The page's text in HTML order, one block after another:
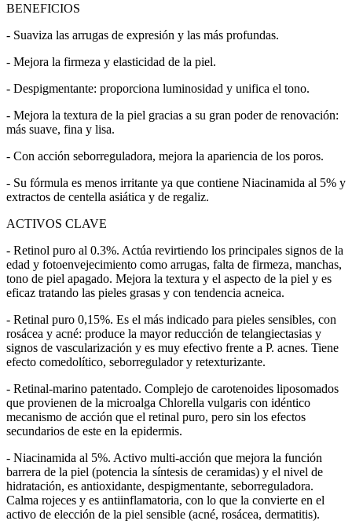
BENEFICIOS
- Suaviza las arrugas de expresión y las más profundas.
- Mejora la firmeza y elasticidad de la piel.
- Despigmentante: proporciona luminosidad y unifica el tono.
- Mejora la textura de la piel gracias a su gran poder de renovación:
más suave, fina y lisa.
- Con acción seborreguladora, mejora la apariencia de los poros.
- Su fórmula es menos irritante ya que contiene Niacinamida al 5% y
extractos de centella asiática y de regaliz.
ACTIVOS CLAVE
- Retinol puro al 0.3%. Actúa revirtiendo los principales signos de la
edad y fotoenvejecimiento como arrugas, falta de firmeza, manchas,
tono de piel apagado. Mejora la textura y el aspecto de la piel y es
eficaz tratando las pieles grasas y con tendencia acneica.
- Retinal puro 0,15%. Es el más indicado para pieles sensibles, con
rosácea y acné: produce la mayor reducción de telangiectasias y
signos de vascularización y es muy efectivo frente a P. acnes. Tiene
efecto comedolítico, seborregulador y retexturizante.
- Retinal-marino patentado. Complejo de carotenoides liposomados
que provienen de la microalga Chlorella vulgaris con idéntico
mecanismo de acción que el retinal puro, pero sin los efectos
secundarios de este en la epidermis.
- Niacinamida al 5%. Activo multi-acción que mejora la función
barrera de la piel (potencia la síntesis de ceramidas) y el nivel de
hidratación, es antioxidante, despigmentante, seborreguladora.
Calma rojeces y es antiinflamatoria, con lo que la convierte en el
activo de elección de la piel sensible (acné, rosácea, dermatitis).